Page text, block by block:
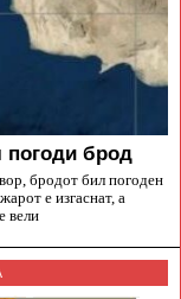
погоди брод
бродот бил погоден
е изгаснат, а
вели